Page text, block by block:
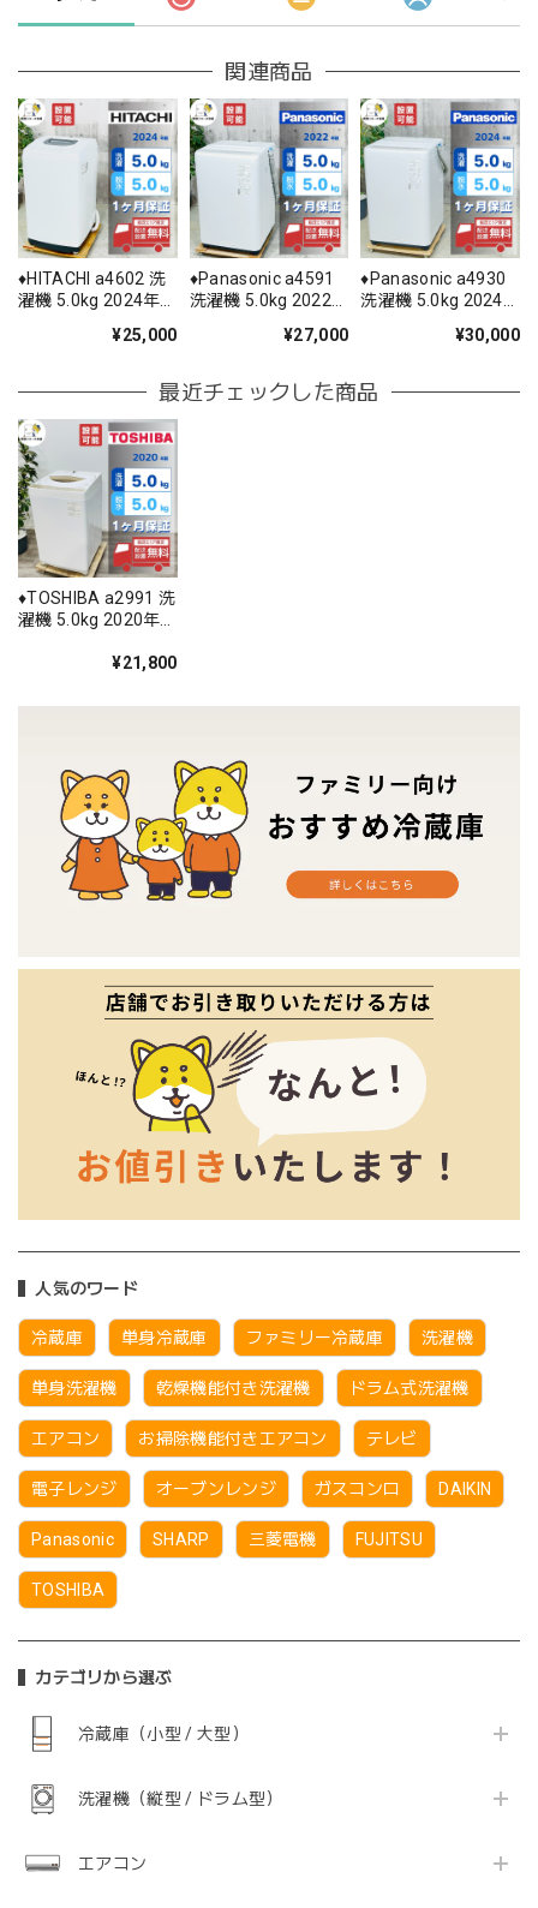
人気のワード
冷蔵庫 単身冷蔵庫 ファミリー冷蔵庫 洗濯機
単身洗濯機 乾燥機能付き洗濯機 ドラム式洗濯機
エアコン お掃除機能付きエアコン テレビ
電子レンジ オーブンレンジ ガスコンロ DAIKIN
Panasonic SHARP 三菱電機 FUJITSU
TOSHIBA
カテゴリから選ぶ
冷蔵庫（小型 / 大型）
洗濯機（縦型 / ドラム型）
エアコン
関連商品
♦️HITACHI a4602 洗
濯機 5.0kg 2024年
¥25,000
♦️Panasonic a4591
洗濯機 5.0kg 2022
¥27,000
♦️Panasonic a4930
洗濯機 5.0kg 2024
¥30,000
最近チェックした商品
♦️TOSHIBA a2991 洗
濯機 5.0kg 2020年
¥21,800